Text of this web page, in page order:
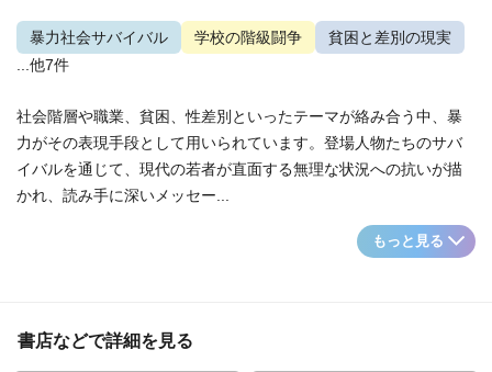
暴力社会サバイバル 学校の階級闘争
貧困と差別の現実
...他7件
社会階層や職業、貧困、性差別といったテーマが絡み合う中、暴
力がその表現手段として用いられています。登場人物たちのサバ
イバルを通じて、現代の若者が直面する無理な状況への抗いが描
かれ、読み手に深いメッセー...
もっと見る
書店などで詳細を見る